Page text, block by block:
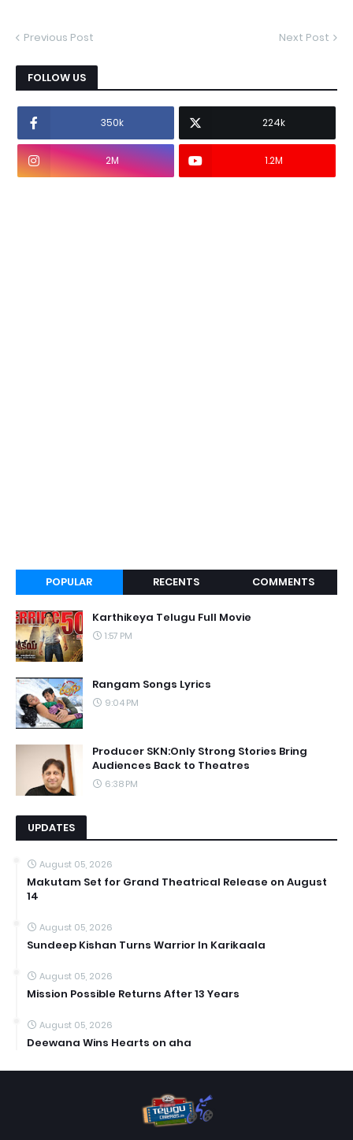
Previous Post Next Post
FOLLOW US
350k 224k
2M 1.2M
POPULAR RECENTS COMMENTS
Karthikeya Telugu Full Movie
1:57 PM
Rangam Songs Lyrics
9:04 PM
Producer SKN:Only Strong Stories Bring
Audiences Back to Theatres
6:38 PM
UPDATES
August 05, 2026
Makutam Set for Grand Theatrical Release on August
14
August 05, 2026
Sundeep Kishan Turns Warrior In Karikaala
August 05, 2026
Mission Possible Returns After 13 Years
August 05, 2026
Deewana Wins Hearts on aha